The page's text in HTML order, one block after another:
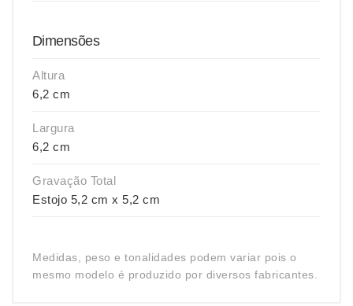
Dimensões
Altura
6,2 cm
Largura
6,2 cm
Gravação Total
Estojo 5,2 cm x 5,2 cm
Medidas, peso e tonalidades podem variar pois o
mesmo modelo é produzido por diversos fabricantes.